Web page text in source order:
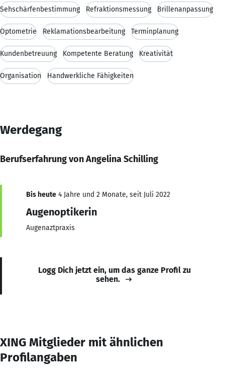
Sehschärfenbestimmung Refraktionsmessung Brillenanpassung
Optometrie Reklamationsbearbeitung Terminplanung
Kundenbetreuung Kompetente Beratung Kreativität
Organisation Handwerkliche Fähigkeiten
Werdegang
Berufserfahrung von Angelina Schilling
Bis heute 4 Jahre und 2 Monate, seit Juli 2022
Augenoptikerin
Augenaztpraxis
Logg Dich jetzt ein, um das ganze Profil zu
sehen.
XING Mitglieder mit ähnlichen
Profilangaben